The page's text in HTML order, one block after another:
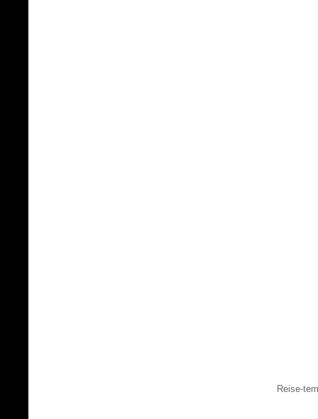
Reise-